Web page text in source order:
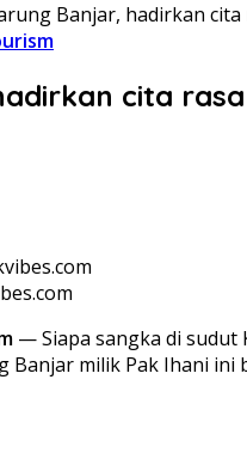
Banjar, hadirkan
cita
— Siapa sangka di sudut
Banjar milik Pak Ihani